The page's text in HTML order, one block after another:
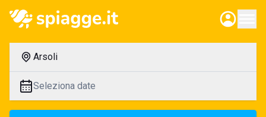
Arsoli
Seleziona date